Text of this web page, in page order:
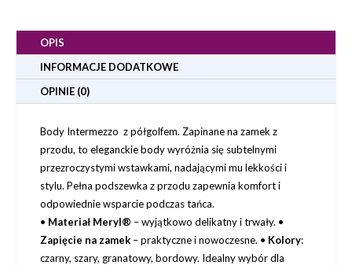
OPIS
INFORMACJE DODATKOWE
OPINIE (0)
Body Intermezzo z półgolfem. Zapinane na zamek z
przodu, to eleganckie body wyróżnia się subtelnymi
przezroczystymi wstawkami, nadającymi mu lekkości i
stylu. Pełna podszewka z przodu zapewnia komfort i
odpowiednie wsparcie podczas tańca.
• Materiał Meryl® – wyjątkowo delikatny i trwały. •
Zapięcie na zamek – praktyczne i nowoczesne. • Kolory:
czarny, szary, granatowy, bordowy. Idealny wybór dla